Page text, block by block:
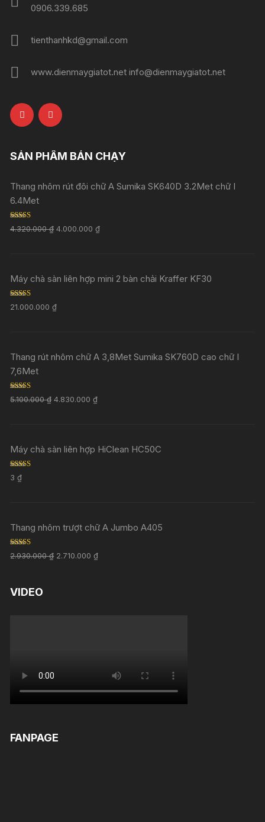
0906.339.685
tienthanhkd@gmail.com
www.dienmaygiatot.net info@dienmaygiatot.net
SẢN PHẨM BÁN CHẠY
Thang nhôm rút đôi chữ A Sumika SK640D 3.2Met chữ I
6.4Met
Rated 5.00
out of 5
4.320.000₫ 4.000.000₫
Máy chà sàn liên hợp mini 2 bàn chải Kraffer KF30
Rated5.00
out of 5
21.000.000₫
Thang rút nhôm chữ A 3,8Met Sumika SK760D cao chữ I
7,6Met
Rated5.00
out of 5
5.100.000₫ 4.830.000₫
Máy chà sàn liên hợp HiClean HC50C
Rated
out of 5
3₫
Thang nhôm trượt chữ A Jumbo A405
Rated 5.00
out of 5
2.930.000₫ 2.710.000₫
VIDEO
FANPAGE